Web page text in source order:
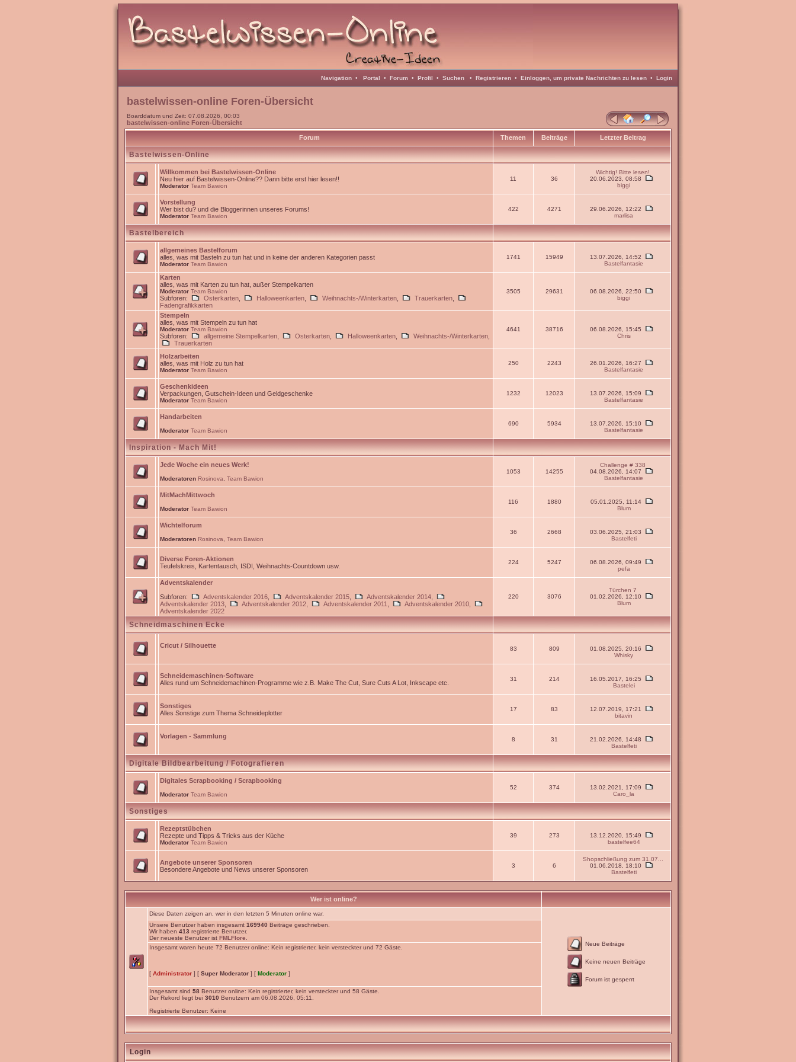
Navigation • Portal • Forum • Profil • Suchen • Registrieren • Einloggen, um private Nachrichten zu lesen • Login
bastelwissen-online Foren-Übersicht
Boarddatum und Zeit: 07.08.2026, 00:03
bastelwissen-online Foren-Übersicht
Forum Themen Beiträge Letzter Beitrag
Bastelwissen-Online
Willkommen bei Bastelwissen-Online
Neu hier auf Bastelwissen-Online?? Dann bitte erst hier lesen!!
Moderator Team Bawion
11 36
Wichtig! Bitte lesen!
20.06.2023, 08:58
biggi
Vorstellung
Wer bist du? und die Bloggerinnen unseres Forums!
Moderator Team Bawion
422 4271
29.06.2026, 12:22
marlisa
Bastelbereich
allgemeines Bastelforum
alles, was mit Basteln zu tun hat und in keine der anderen Kategorien passt
Moderator Team Bawion
1741 15949
13.07.2026, 14:52
Bastelfantasie
Karten
alles, was mit Karten zu tun hat, außer Stempelkarten
Moderator Team Bawion
Subforen: Osterkarten Halloweenkarten Weihnachts-/Winterkarten Trauerkarten
Fadengrafikkarten
3505 29631
06.08.2026, 22:50
biggi
Stempeln
alles, was mit Stempeln zu tun hat
Moderator Team Bawion
Subforen: allgemeine Stempelkarten Osterkarten Halloweenkarten Weihnachts-/Winterkarten
Trauerkarten
4641 38716
06.08.2026, 15:45
Chris
Holzarbeiten
alles, was mit Holz zu tun hat
Moderator Team Bawion
250 2243
26.01.2026, 16:27
Bastelfantasie
Geschenkideen
Verpackungen, Gutschein-Ideen und Geldgeschenke
Moderator Team Bawion
1232 12023
13.07.2026, 15:09
Bastelfantasie
Handarbeiten
Moderator Team Bawion
690 5934
13.07.2026, 15:10
Bastelfantasie
Inspiration - Mach Mit!
Jede Woche ein neues Werk!
Moderatoren Rosinova Team Bawion
1053 14255
Challenge # 338
04.08.2026, 14:07
Bastelfantasie
MitMachMittwoch
Moderator Team Bawion
116 1880
05.01.2025, 11:14
Blum
Wichtelforum
Moderatoren Rosinova Team Bawion
36 2668
03.06.2025, 21:03
Bastelfeti
Diverse Foren-Aktionen
Teufelskreis, Kartentausch, ISDI, Weihnachts-Countdown usw.
224 5247
06.08.2026, 09:49
pefa
Adventskalender
Subforen:
Adventskalender 2016 Adventskalender 2015 Adventskalender 2014
Adventskalender 2013
Adventskalender 2012 Adventskalender 2011 Adventskalender 2010
Adventskalender 2022
220 3076
Türchen 7
01.02.2026, 12:10
Blum
Schneidmaschinen Ecke
Cricut / Silhouette 83 809
01.08.2025, 20:16
Whisky
Schneidemaschinen-Software
Alles rund um Schneidemachinen-Programme wie z.B. Make The Cut, Sure Cuts A Lot, Inkscape etc.
31 214
16.05.2017, 16:25
Bastelei
Sonstiges
Alles Sonstige zum Thema Schneideplotter
17 83
12.07.2019, 17:21
bitavin
Vorlagen - Sammlung 8 31
21.02.2026, 14:48
Bastelfeti
Digitale Bildbearbeitung / Fotografieren
Digitales Scrapbooking / Scrapbooking
Moderator Team Bawion
52 374
13.02.2021, 17:09
Caro_la
Sonstiges
Rezeptstübchen
Rezepte und Tipps & Tricks aus der Küche
Moderator Team Bawion
39 273
13.12.2020, 15:49
bastelfee64
Angebote unserer Sponsoren
Besondere Angebote und News unserer Sponsoren
3 6
Shopschließung zum 31.07...
01.06.2018, 18:10
Bastelfeti
Wer ist online?
Diese Daten zeigen an, wer in den letzten 5 Minuten online war.
Neue Beiträge
Keine neuen Beiträge
Forum ist gesperrt
Unsere Benutzer haben insgesamt 169940 Beiträge geschrieben.
Wir haben 413 registrierte Benutzer.
Der neueste Benutzer ist FMLFlore
Insgesamt waren heute 72 Benutzer online: Kein registrierter, kein versteckter und 72 Gäste.
[ Administrator ] [ Super Moderator ] [ Moderator ]
Insgesamt sind 58 Benutzer online: Kein registrierter, kein versteckter und 58 Gäste.
Der Rekord liegt bei 3010 Benutzern am 06.08.2026, 05:11.
Registrierte Benutzer: Keine
Login